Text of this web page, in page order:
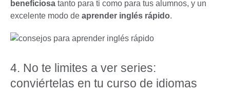
beneficiosa tanto para ti como para tus alumnos, y un
excelente modo de aprender inglés rápido.
4. No te limites a ver series:
conviértelas en tu curso de idiomas